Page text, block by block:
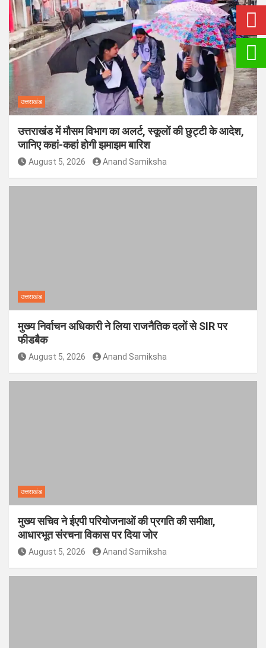
उत्तराखंड
उत्तराखंड में मौसम विभाग का अलर्ट, स्कूलों की छुट्टी के आदेश,
जानिए कहां-कहां होगी झमाझम बारिश
August 5, 2026 Anand Samiksha
उत्तराखंड
मुख्य निर्वाचन अधिकारी ने लिया राजनैतिक दलों से SIR पर
फीडबैक
August 5, 2026 Anand Samiksha
उत्तराखंड
मुख्य सचिव ने ईएपी परियोजनाओं की प्रगति की समीक्षा,
आधारभूत संरचना विकास पर दिया जोर
August 5, 2026 Anand Samiksha